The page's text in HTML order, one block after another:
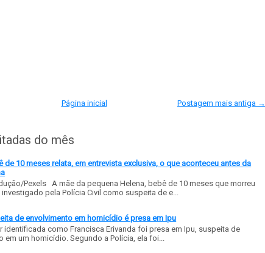
Postagem mais antiga →
Página inicial
do mês
de 10 meses relata, em entrevista exclusiva, o que aconteceu antes da
Pexels A mãe da pequena Helena, bebê de 10 meses que morreu
pela Polícia Civil como suspeita de e...
de envolvimento em homicídio é presa em Ipu
identificada como Francisca Erivanda foi presa em Ipu, suspeita de
em um homicídio. Segundo a Polícia, ela foi...